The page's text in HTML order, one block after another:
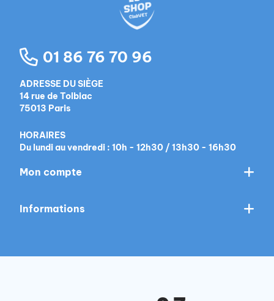
01 86 76 70 96
ADRESSE DU SIÈGE
14 rue de Tolbiac
75013 Paris
HORAIRES
Du lundi au vendredi : 10h - 12h30 / 13h30 - 16h30
Mon compte
Informations